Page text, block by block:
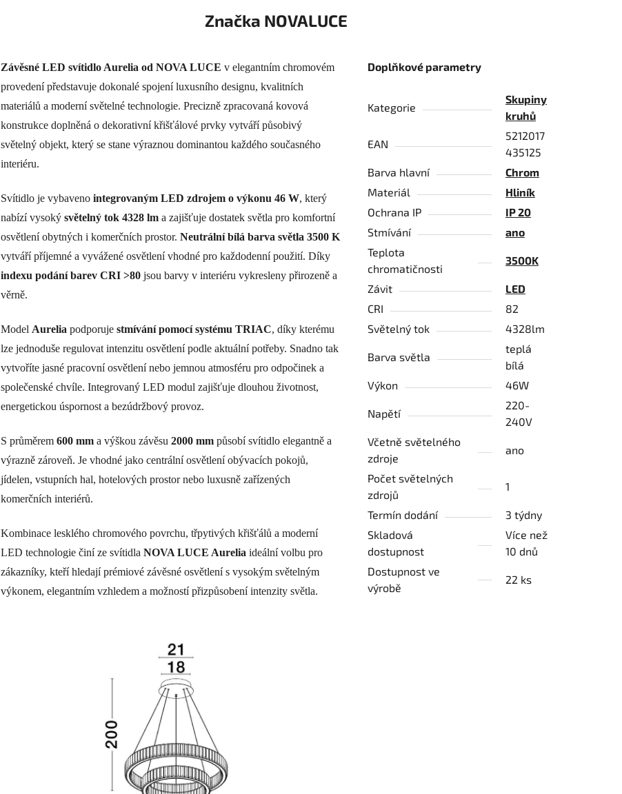
Značka NOVALUCE
Závěsné LED svítidlo Aurelia od NOVA LUCE v elegantním chromovém
provedení představuje dokonalé spojení luxusního designu, kvalitních
materiálů a moderní světelné technologie. Precizně zpracovaná kovová
konstrukce doplněná o dekorativní křišťálové prvky vytváří působivý
světelný objekt, který se stane výraznou dominantou každého současného
interiéru.
Svítidlo je vybaveno integrovaným LED zdrojem o výkonu 46 W, který
nabízí vysoký světelný tok 4328 lm a zajišťuje dostatek světla pro komfortní
osvětlení obytných i komerčních prostor. Neutrální bílá barva světla 3500 K
vytváří příjemné a vyvážené osvětlení vhodné pro každodenní použití. Díky
indexu podání barev CRI >80 jsou barvy v interiéru vykresleny přirozeně a
věrně.
Model Aurelia podporuje stmívání pomocí systému TRIAC, díky kterému
lze jednoduše regulovat intenzitu osvětlení podle aktuální potřeby. Snadno tak
vytvoříte jasné pracovní osvětlení nebo jemnou atmosféru pro odpočinek a
společenské chvíle. Integrovaný LED modul zajišťuje dlouhou životnost,
energetickou úspornost a bezúdržbový provoz.
S průměrem 600 mm a výškou závěsu 2000 mm působí svítidlo elegantně a
výrazně zároveň. Je vhodné jako centrální osvětlení obývacích pokojů,
jídelen, vstupních hal, hotelových prostor nebo luxusně zařízených
komerčních interiérů.
Kombinace lesklého chromového povrchu, třpytivých křišťálů a moderní
LED technologie činí ze svítidla NOVA LUCE Aurelia ideální volbu pro
zákazníky, kteří hledají prémiové závěsné osvětlení s vysokým světelným
výkonem, elegantním vzhledem a možností přizpůsobení intenzity světla.
Doplňkové parametry
Kategorie
Skupiny
kruhů
EAN
5212017
435125
Barva hlavní
Chrom
Materiál
Hliník
Ochrana IP
IP 20
Stmívání
ano
Teplota
chromatičnosti
3500K
Závit
LED
CRI
82
Světelný tok
4328lm
Barva světla
teplá
bílá
Výkon
46W
Napětí
220-
240V
Včetně světelného
zdroje
ano
Počet světelných
zdrojů
1
Termín dodání
3 týdny
Skladová
dostupnost
Více než
10 dnů
Dostupnost ve
výrobě
22 ks